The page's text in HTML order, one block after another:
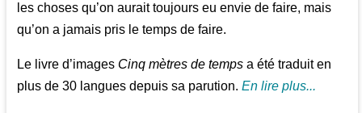
les choses qu’on aurait toujours eu envie de faire, mais
qu’on a jamais pris le temps de faire.
Le livre d’images Cinq mètres de temps a été traduit en
plus de 30 langues depuis sa parution.En lire plus...